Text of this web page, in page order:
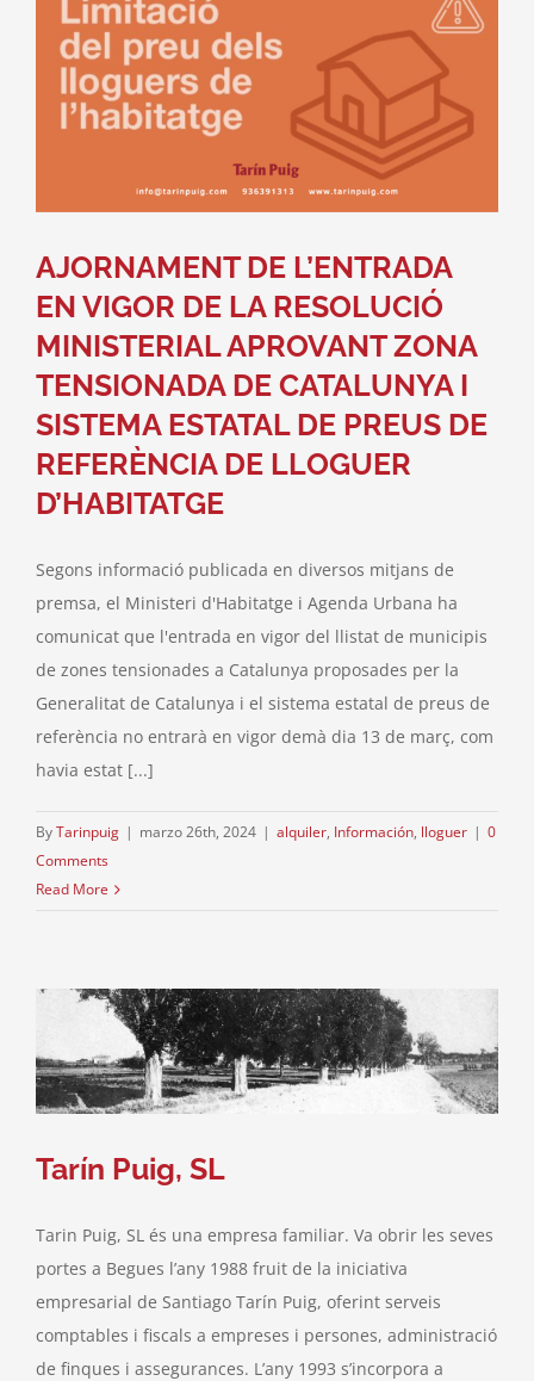
AJORNAMENT DE L’ENTRADA
EN VIGOR DE LA RESOLUCIÓ
MINISTERIAL APROVANT ZONA
TENSIONADA DE CATALUNYA I
SISTEMA ESTATAL DE PREUS DE
REFERÈNCIA DE LLOGUER
D’HABITATGE
Segons informació publicada en diversos mitjans de
premsa, el Ministeri d'Habitatge i Agenda Urbana ha
comunicat que l'entrada en vigor del llistat de municipis
de zones tensionades a Catalunya proposades per la
Generalitat de Catalunya i el sistema estatal de preus de
referència no entrarà en vigor demà dia 13 de març, com
havia estat [...]
ByTarinpuig | marzo 26th, 2024 | alquiler, Información, lloguer | 0
Comments
Read More
Tarín Puig, SL
Tarin Puig, SL és una empresa familiar. Va obrir les seves
portes a Begues l’any 1988 fruit de la iniciativa
empresarial de Santiago Tarín Puig, oferint serveis
comptables i fiscals a empreses i persones, administració
de finques i assegurances. L’any 1993 s’incorpora a